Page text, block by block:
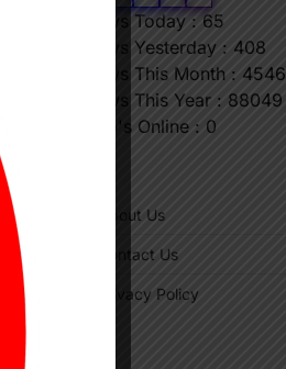
Views Today : 65
Views Yesterday : 408
Views This Month : 4546
Views This Year : 88049
Who's Online : 0
About Us
Contact Us
Privacy Policy